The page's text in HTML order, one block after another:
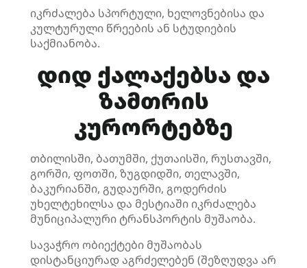
იკრძალება სპორტული, ხელოვნებისა და
კულტურული წრეების ან სტუდიების
საქმიანობა.
დიდ ქალაქებსა და
ზამთრის
კურორტებზე
თბილისში, ბათუმში, ქუთაისში, რუსთავში,
გორში, ფოთში, ზუგდიდში, თელავში,
ბაკურიანში, გუდაურში, გოდერძის
უხელტეხილსა და მესტიაში იკრძალება
მუნიციპალური ტრანსპორტის მუშაობა.
სავაჭრო ობიექტები მუშაობას
დისტანციურად აგრძელებენ (შეზღუდვა არ